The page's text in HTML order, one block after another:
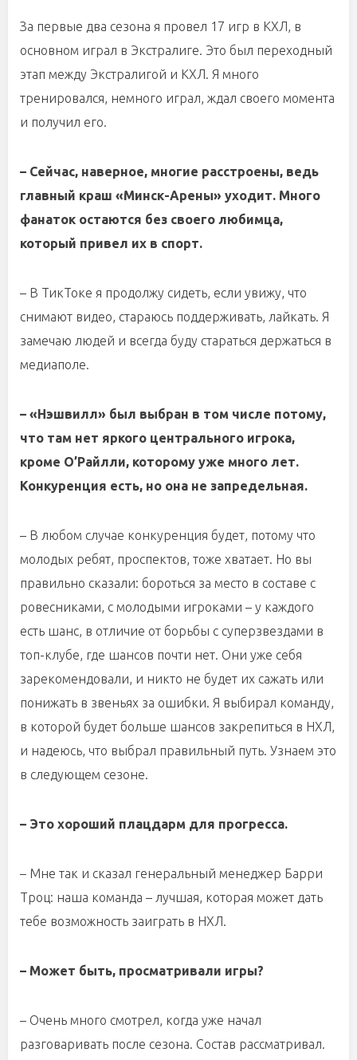
За первые два сезона я провел 17 игр в КХЛ, в
основном играл в Экстралиге. Это был переходный
этап между Экстралигой и КХЛ. Я много
тренировался, немного играл, ждал своего момента
и получил его.
– Сейчас, наверное, многие расстроены, ведь
главный краш «Минск-Арены» уходит. Много
фанаток остаются без своего любимца,
который привел их в спорт.
– В ТикТоке я продолжу сидеть, если увижу, что
снимают видео, стараюсь поддерживать, лайкать. Я
замечаю людей и всегда буду стараться держаться в
медиаполе.
– «Нэшвилл» был выбран в том числе потому,
что там нет яркого центрального игрока,
кроме О’Райлли, которому уже много лет.
Конкуренция есть, но она не запредельная.
– В любом случае конкуренция будет, потому что
молодых ребят, проспектов, тоже хватает. Но вы
правильно сказали: бороться за место в составе с
ровесниками, с молодыми игроками – у каждого
есть шанс, в отличие от борьбы с суперзвездами в
топ-клубе, где шансов почти нет. Они уже себя
зарекомендовали, и никто не будет их сажать или
понижать в звеньях за ошибки. Я выбирал команду,
в которой будет больше шансов закрепиться в НХЛ,
и надеюсь, что выбрал правильный путь. Узнаем это
в следующем сезоне.
– Это хороший плацдарм для прогресса.
– Мне так и сказал генеральный менеджер Барри
Троц: наша команда – лучшая, которая может дать
тебе возможность заиграть в НХЛ.
– Может быть, просматривали игры?
– Очень много смотрел, когда уже начал
разговаривать после сезона. Состав рассматривал.